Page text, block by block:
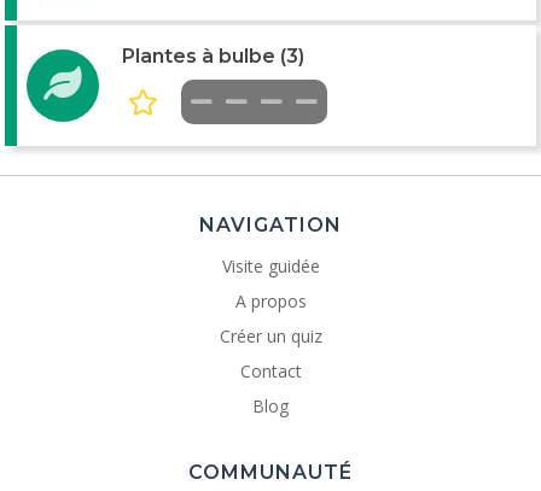
Plantes à bulbe (3)
NAVIGATION
Visite guidée
A propos
Créer un quiz
Contact
Blog
COMMUNAUTÉ